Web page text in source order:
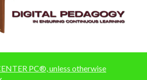
PC®, unless otherwise